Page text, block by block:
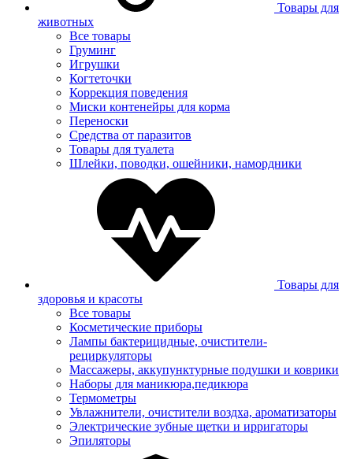
Товары для
животных
Все товары
Груминг
Игрушки
Когтеточки
Коррекция поведения
Миски контенейры для корма
Переноски
Средства от паразитов
Товары для туалета
Шлейки, поводки, ошейники, намордники
Товары для
здоровья и красоты
Все товары
Косметические приборы
Лампы бактерицидные, очистители-
рециркуляторы
Массажеры, аккупунктурные подушки и коврики
Наборы для маникюра,педикюра
Термометры
Увлажнители, очистители воздха, ароматизаторы
Электрические зубные щетки и ирригаторы
Эпиляторы